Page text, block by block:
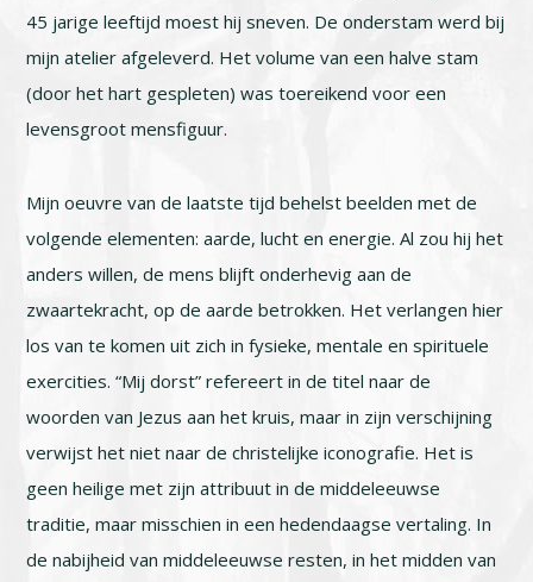
45 jarige leeftijd moest hij sneven. De onderstam werd bij
mijn atelier afgeleverd. Het volume van een halve stam
(door het hart gespleten) was toereikend voor een
levensgroot mensfiguur.
Mijn oeuvre van de laatste tijd behelst beelden met de
volgende elementen: aarde, lucht en energie. Al zou hij het
anders willen, de mens blijft onderhevig aan de
zwaartekracht, op de aarde betrokken. Het verlangen hier
los van te komen uit zich in fysieke, mentale en spirituele
exercities. “Mij dorst” refereert in de titel naar de
woorden van Jezus aan het kruis, maar in zijn verschijning
verwijst het niet naar de christelijke iconografie. Het is
geen heilige met zijn attribuut in de middeleeuwse
traditie, maar misschien in een hedendaagse vertaling. In
de nabijheid van middeleeuwse resten, in het midden van